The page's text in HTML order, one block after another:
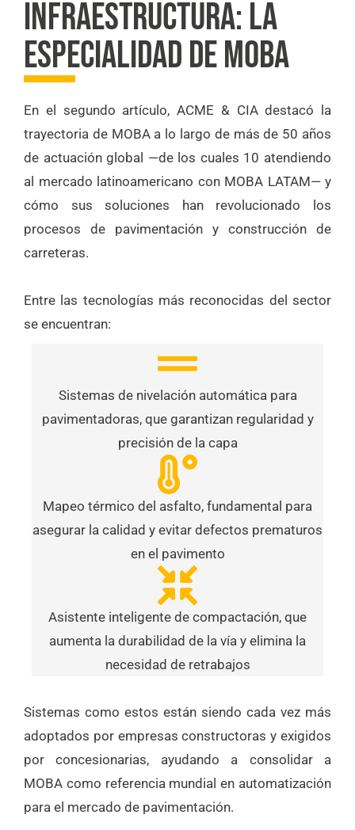
INFRAESTRUCTURA: LA
ESPECIALIDAD DE MOBA
En el segundo artículo, ACME & CIA destacó la
trayectoria de MOBA a lo largo de más de 50 años
de actuación global —de los cuales 10 atendiendo
al mercado latinoamericano con MOBA LATAM— y
cómo sus soluciones han revolucionado los
procesos de pavimentación y construcción de
carreteras.
Entre las tecnologías más reconocidas del sector
se encuentran:
Sistemas de nivelación automática para
pavimentadoras, que garantizan regularidad y
precisión de la capa
Mapeo térmico del asfalto, fundamental para
asegurar la calidad y evitar defectos prematuros
en el pavimento
Asistente inteligente de compactación, que
aumenta la durabilidad de la vía y elimina la
necesidad de retrabajos
Sistemas como estos están siendo cada vez más
adoptados por empresas constructoras y exigidos
por concesionarias, ayudando a consolidar a
MOBA como referencia mundial en automatización
para el mercado de pavimentación.